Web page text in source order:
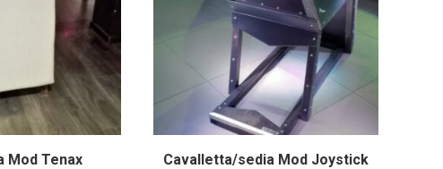
Mod Tenax Cavalletta/sedia Mod Joystick